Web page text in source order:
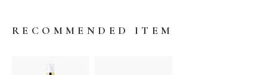
RECOMMENDED ITEM